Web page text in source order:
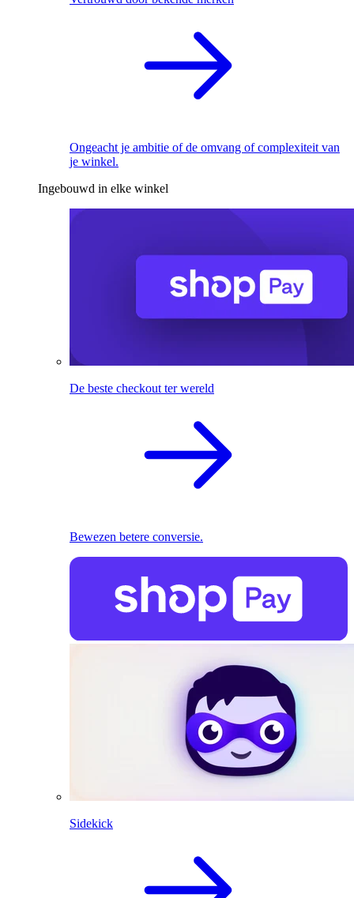
Ongeacht je ambitie of de omvang of complexiteit van
je winkel.
Ingebouwd in elke winkel
De beste checkout ter wereld
Bewezen betere conversie.
Sidekick